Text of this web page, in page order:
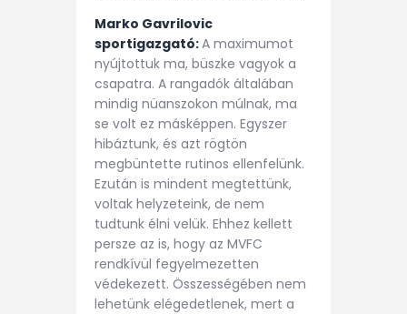
Marko Gavrilovic
sportigazgató:A maximumot
nyújtottuk ma, büszke vagyok a
csapatra. A rangadók általában
mindig nüanszokon múlnak, ma
se volt ez másképpen. Egyszer
hibáztunk, és azt rögtön
megbüntette rutinos ellenfelünk.
Ezután is mindent megtettünk,
voltak helyzeteink, de nem
tudtunk élni velük. Ehhez kellett
persze az is, hogy az MVFC
rendkívül fegyelmezetten
védekezett. Összességében nem
lehetünk elégedetlenek, mert a